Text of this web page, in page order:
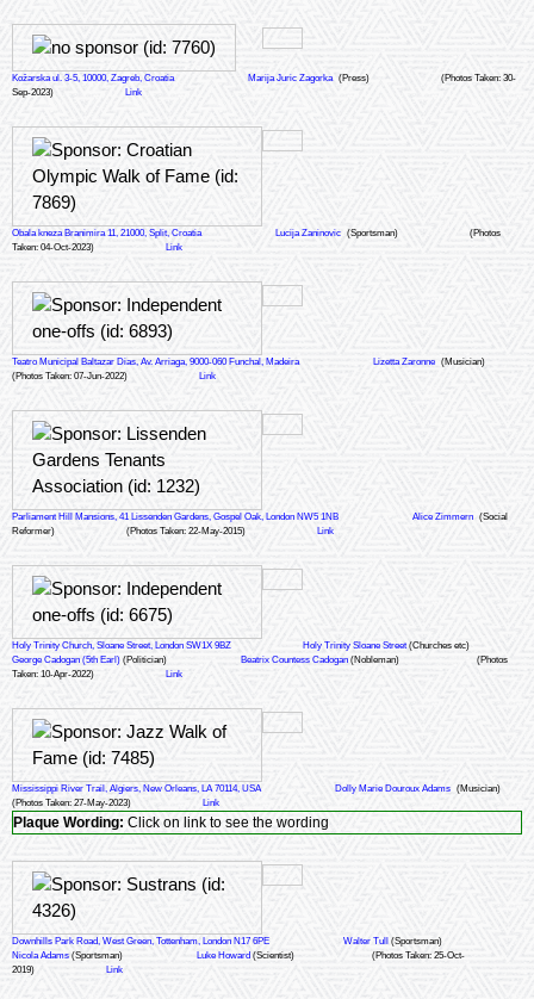
Kožarska ul. 3-5, 10000, Zagreb, Croatia Marija Juric Zagorka (Press)
(Photos Taken: 30-
Sep-2023)
Link
Obala kneza Branimira 11, 21000, Split, Croatia Lucija Zaninovic (Sportsman)
(Photos
Taken: 04-Oct-2023)
Link
Teatro Municipal Baltazar Dias, Av. Arriaga, 9000-060 Funchal, Madeira Lizetta Zaronne (Musician)
(Photos Taken: 07-Jun-2022)
Link
Parliament Hill Mansions, 41 Lissenden Gardens, Gospel Oak, London NW5 1NB Alice Zimmern (Social
Reformer)
(Photos Taken: 22-May-2015) Link
Holy Trinity Church, Sloane Street, London SW1X 9BZ Holy Trinity Sloane Street (Churches etc)
George Cadogan (5th Earl) (Politician) Beatrix Countess Cadogan (Nobleman)
(Photos
Taken: 10-Apr-2022)
Link
Mississippi River Trail, Algiers, New Orleans, LA 70114, USA Dolly Marie Douroux Adams (Musician)
(Photos Taken: 27-May-2023)
Link
Plaque Wording: Click on link to see the wording
Downhills Park Road, West Green, Tottenham, London N17 6PE Walter Tull (Sportsman)
Nicola Adams (Sportsman) Luke Howard (Scientist)
(Photos Taken: 25-Oct-
2019)
Link